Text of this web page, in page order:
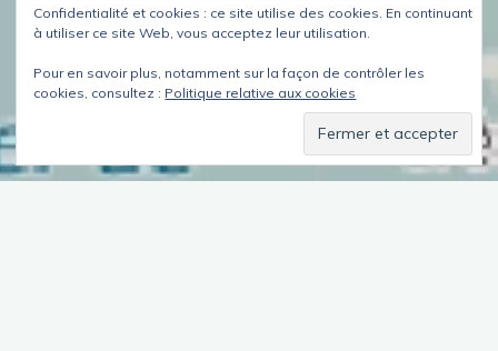
Confidentialité et cookies : ce site utilise des cookies. En continuant
à utiliser ce site Web, vous acceptez leur utilisation.
Pour en savoir plus, notamment sur la façon de contrôler les
cookies, consultez : Politique relative aux cookies